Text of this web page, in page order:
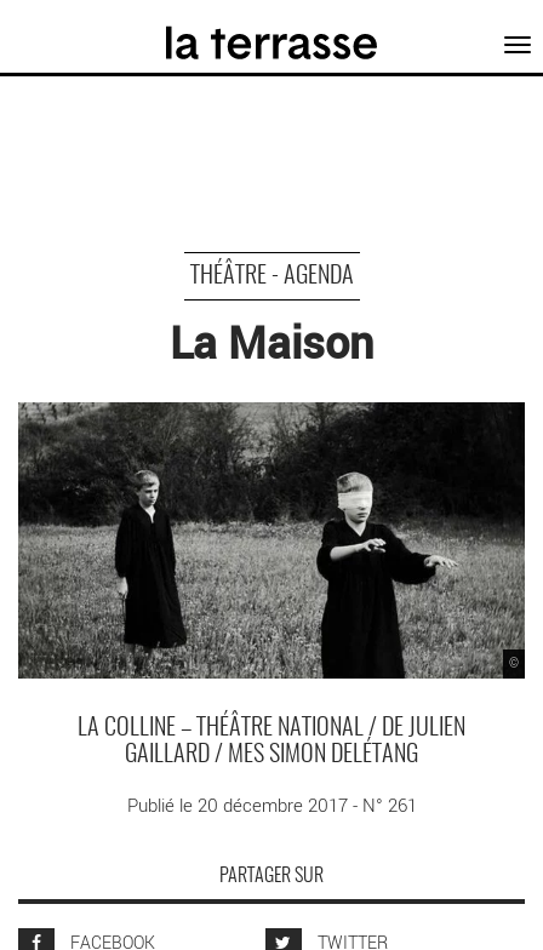
THÉÂTRE - AGENDA
La Maison
©
LA COLLINE – THÉÂTRE NATIONAL / DE JULIEN
GAILLARD / MES SIMON DELÉTANG
Publié le 20 décembre 2017 - N° 261
PARTAGER SUR
FACEBOOK
TWITTER